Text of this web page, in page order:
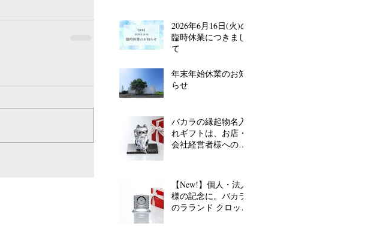
2026年6月16日(火)の
臨時休業につきまし
て
年末年始休業のお知
らせ
バカラの縁起物名入
れギフトは、お店・
会社経営者様へのお
【New!】個人・法人
様の記念に。バカラ
のラランド クロック